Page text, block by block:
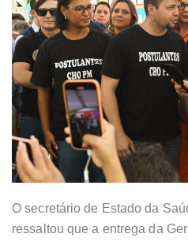
O secretário de Estado da
ressaltou que a entrega da